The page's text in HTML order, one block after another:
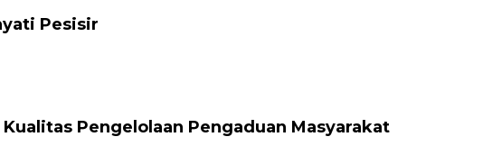
Pesisir
Pengelolaan Pengaduan Masyarakat